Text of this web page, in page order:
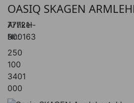
OASIQ SKAGEN
Artikel-
Nr.:
250
100
3401
000
77721-
900163